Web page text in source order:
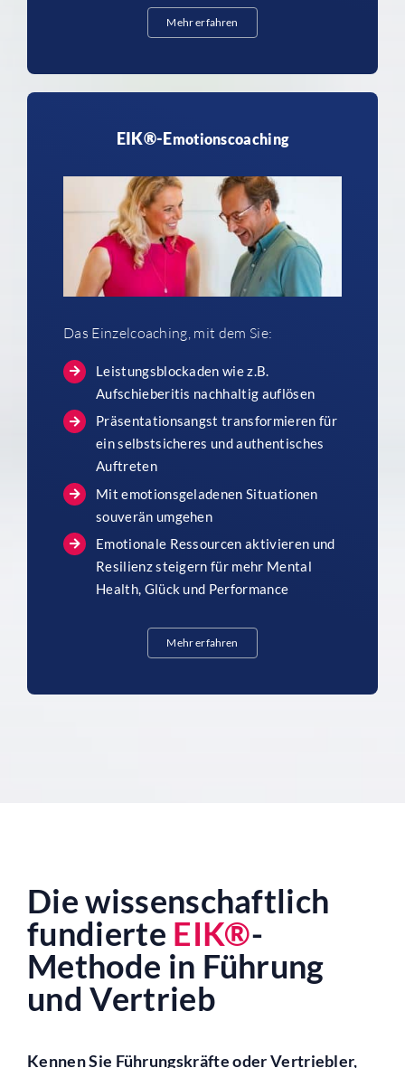
Mehr erfahren
EIK®-Emotionscoaching
Das Einzelcoaching, mit dem Sie:
Leistungsblockaden wie z.B.
Aufschieberitis nachhaltig auflösen
Präsentationsangst transformieren für
ein selbstsicheres und authentisches
Auftreten
Mit emotionsgeladenen Situationen
souverän umgehen
Emotionale Ressourcen aktivieren und
Resilienz steigern für mehr Mental
Health, Glück und Performance
Mehr erfahren
Die wissenschaftlich
fundierte EIK®-
Methode in Führung
und Vertrieb
Kennen Sie Führungskräfte oder Vertriebler,